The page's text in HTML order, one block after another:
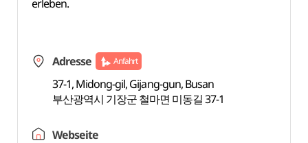
erleben.
Adresse Anfahrt
37-1, Midong-gil, Gijang-gun, Busan
부산광역시 기장군 철마면 미동길 37-1
Webseite